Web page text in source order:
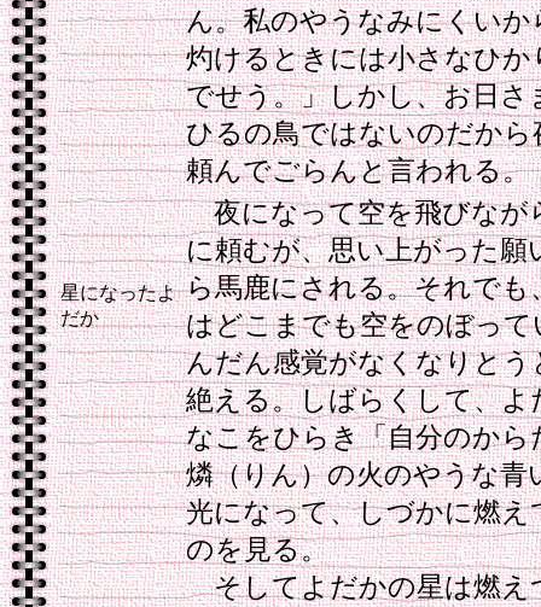
ん。私のやうなみにくいか
灼けるときには小さなひか
でせう。」しかし、お日さ
ひるの鳥ではないのだから
頼んでごらんと言われる。
星になったよ
だか
夜になって空を飛びなが
に頼むが、思い上がった願
ら馬鹿にされる。それでも
はどこまでも空をのぼって
んだん感覚がなくなりとう
絶える。しばらくして、よ
なこをひらき「自分のから
燐（りん）の火のやうな青
光になって、しづかに燃え
のを見る。
そしてよだかの星は燃え